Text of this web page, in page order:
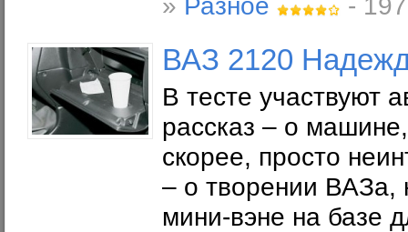
ВАЗ 2120
В тесте участвуют
рассказ – о
скорее, просто
– о творении ВАЗа,
мини-вэне на базе